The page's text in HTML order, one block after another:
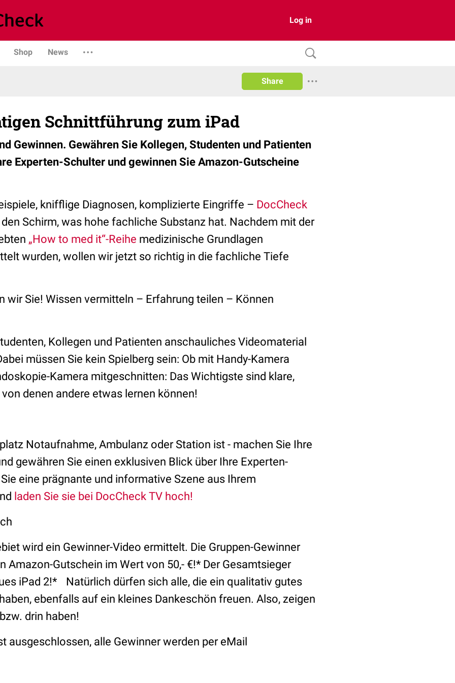
Log in
Shop News
Share
Schnittführung zum iPad
Gewinnen. Gewähren Sie Kollegen, Studenten und Patienten
Experten-Schulter und gewinnen Sie Amazon-Gutscheine
knifflige Diagnosen, komplizierte Eingriffe – DocCheck
Schirm, was hohe fachliche Substanz hat. Nachdem mit der
„How to med it“-Reihe medizinische Grundlagen
wurden, wollen wir jetzt so richtig in die fachliche Tiefe
wir Sie! Wissen vermitteln – Erfahrung teilen – Können
Kollegen und Patienten anschauliches Videomaterial
müssen Sie kein Spielberg sein: Ob mit Handy-Kamera
Kamera mitgeschnitten: Das Wichtigste sind klare,
denen andere etwas lernen können!
Notaufnahme, Ambulanz oder Station ist - machen Sie Ihre
gewähren Sie einen exklusiven Blick über Ihre Experten-
eine prägnante und informative Szene aus Ihrem
laden Sie sie bei DocCheck TV hoch!
wird ein Gewinner-Video ermittelt. Die Gruppen-Gewinner
Amazon-Gutschein im Wert von 50,- €!* Der Gesamtsieger
iPad 2!* Natürlich dürfen sich alle, die ein qualitativ gutes
ebenfalls auf ein kleines Dankeschön freuen. Also, zeigen
drin haben!
ausgeschlossen, alle Gewinner werden per eMail